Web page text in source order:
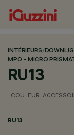
INTÉRIEURS/
MPO - MICRO
RU13
COULEUR
RU13